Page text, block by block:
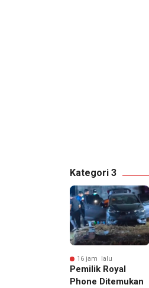
Kategori 3
16 jam lalu
Pemilik Royal
Phone Ditemukan